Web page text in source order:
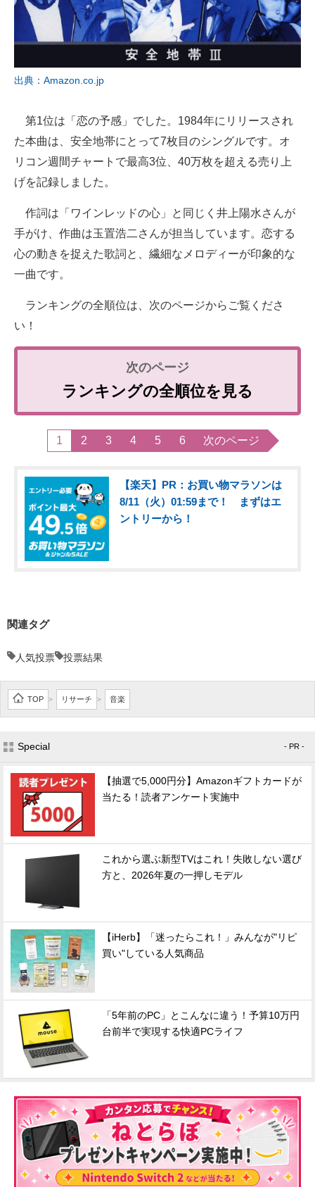
出典：Amazon.co.jp
第1位は「恋の予感」でした。1984年にリリースされ
た本曲は、安全地帯にとって7枚目のシングルです。オ
リコン週間チャートで最高3位、40万枚を超える売り上
げを記録しました。
作詞は「ワインレッドの心」と同じく井上陽水さんが
手がけ、作曲は玉置浩二さんが担当しています。恋する
心の動きを捉えた歌詞と、繊細なメロディーが印象的な
一曲です。
ランキングの全順位は、次のページからご覧くださ
い！
ランキングの全順位を見る
1 2 3 4 5 6 次のページ
【楽天】PR：お買い物マラソンは
8/11（火）01:59まで！ まずはエ
ントリーから！
関連タグ
人気投票 投票結果
TOP > リサーチ > 音楽
Special - PR -
【抽選で5,000円分】Amazonギフトカードが
当たる！読者アンケート実施中
これから選ぶ新型TVはこれ！失敗しない選び
方と、2026年夏の一押しモデル
【iHerb】「迷ったらこれ！」みんなが"リピ
買い"している人気商品
「5年前のPC」とこんなに違う！予算10万円
台前半で実現する快適PCライフ